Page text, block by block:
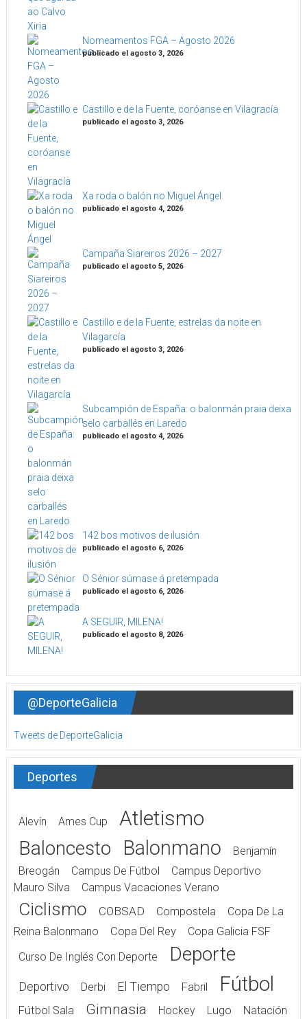
Nomeamentos FGA – Agosto 2026
publicado el agosto 3, 2026
Castillo e de la Fuente, coróanse en Vilagracía
publicado el agosto 3, 2026
Xa roda o balón no Miguel Ángel
publicado el agosto 4, 2026
Campaña Siareiros 2026 – 2027
publicado el agosto 5, 2026
Castillo e de la Fuente, estrelas da noite en
Vilagarcía
publicado el agosto 3, 2026
Subcampión de España: o balonmán praia deixa
selo carballés en Laredo
publicado el agosto 4, 2026
142 bos motivos de ilusión
publicado el agosto 6, 2026
O Sénior súmase á pretempada
publicado el agosto 6, 2026
A SEGUIR, MILENA!
publicado el agosto 8, 2026
@DeporteGalicia
Tweets de DeporteGalicia
Deportes
Alevín Ames Cup Atletismo
Baloncesto Balonmano
Benjamín
Breogán
Campus De Fútbol
Campus Deportivo
Mauro Silva
Campus Vacaciones Verano
Ciclismo COBSAD Compostela
Copa De La
Reina Balonmano
Copa Del Rey
Copa Galicia FSF
Curso De Inglés Con Deporte
Deporte
Deportivo Derbi El Tiempo Fabril Fútbol
Fútbol Sala Gimnasia Hockey Lugo Natación